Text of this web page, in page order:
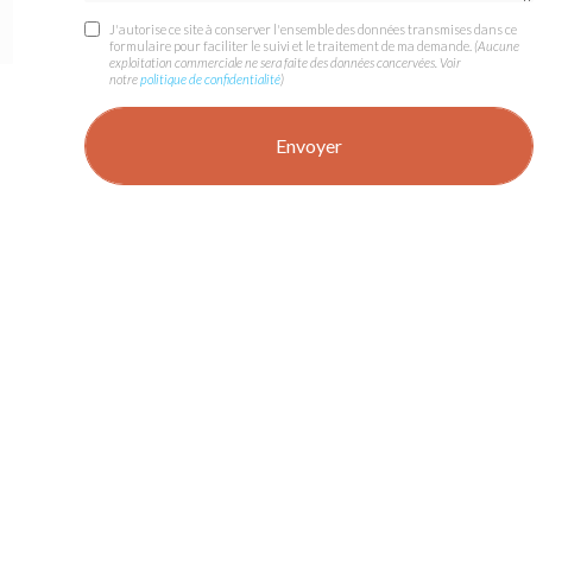
J'autorise ce site à conserver l'ensemble des données transmises dans ce
formulaire pour faciliter le suivi et le traitement de ma demande. (Aucune
exploitation commerciale ne sera faite des données concervées. Voir
notrepolitique de confidentialité)